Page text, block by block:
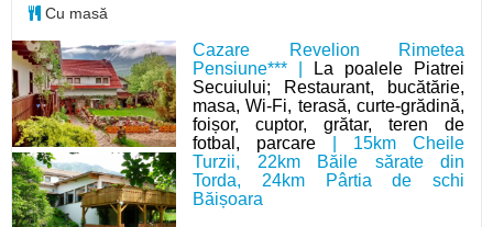
Cazare Revelion Rimetea
Pensiune*** |
La poalele Piatrei
Secuiului; Restaurant, bucătărie,
masa, Wi‑Fi, terasă, curte‑grădină,
foișor, cuptor, grătar, teren de
fotbal, parcare | 15km Cheile
Turzii, 22km Băile sărate din
Torda, 24km Pârtia de schi
Băișoara
Cu masă